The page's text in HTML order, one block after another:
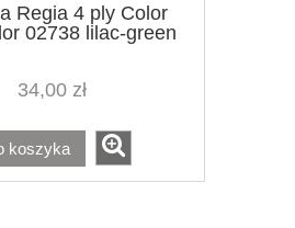
Regia 4 ply Color
02738 lilac-green
34,00 zł
koszyka